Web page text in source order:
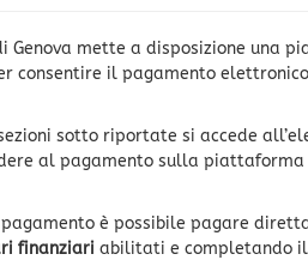
Genova mette a disposizione una
consentire il pagamento
sotto riportate si accede
al pagamento sulla
è possibile pagare
finanziari abilitati e completando